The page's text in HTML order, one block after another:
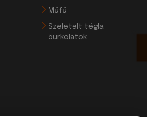
Műfű
Szeletelt tégla
burkolatok